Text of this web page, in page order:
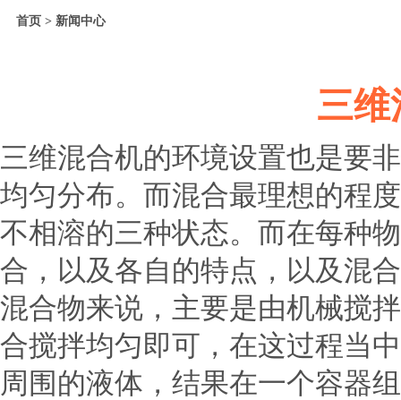
首页 > 新闻中心
三维
三维混合机的环境设置也是要
均匀分布。而混合最理想的程
不相溶的三种状态。而在每种
合，以及各自的特点，以及
混合物来说，主要是由机械搅
合搅拌均匀即可，在这过程当
周围的液体，结果在一个容器